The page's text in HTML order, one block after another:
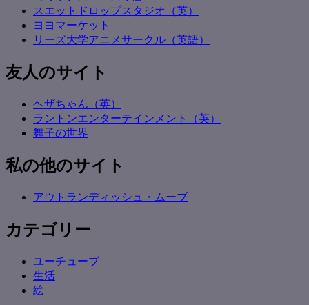
スエットドロップスタジオ（英）
ヨヨマーケット
リーズ大学アニメサークル（英語）
友人のサイト
ヘザちゃん（英）
ラントンエンターテインメント（英）
舞子の世界
私の他のサイト
アウトランディッシュ・ムーブ
カテゴリー
ユーチューブ
生活
絵